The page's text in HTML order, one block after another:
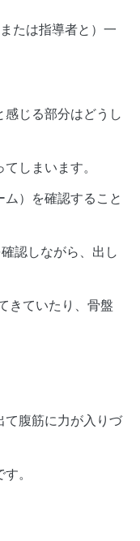
たは指導者と）一
じる部分はどうし
しまいます。
）を確認すること
認しながら、出し
きていたり、骨盤
て腹筋に力が入りづ
。